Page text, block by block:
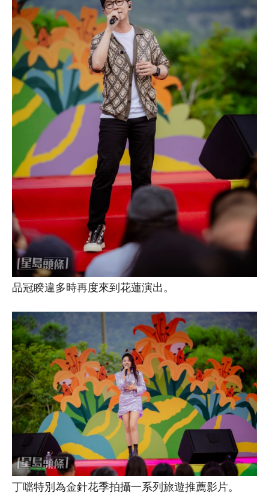
品冠睽違多時再度來到花蓮演出。
丁噹特別為金針花季拍攝一系列旅遊推薦影片。